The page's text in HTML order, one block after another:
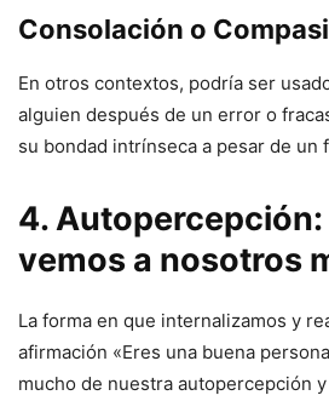
Consolación o
En otros contextos, podría ser
alguien después de un error o
su bondad intrínseca a pesar de un
4.
vemos a nosotros
La forma en que internalizamos y
afirmación «Eres una buena
mucho de nuestra autopercepción